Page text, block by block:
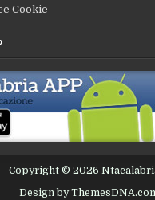
Cookie
Copyright © 2026
Design by